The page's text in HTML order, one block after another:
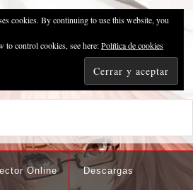
I do, but what I do best isn't very
Online Descargas
cookies. By continuing to use this website, you
control cookies, see here:Política de cookies